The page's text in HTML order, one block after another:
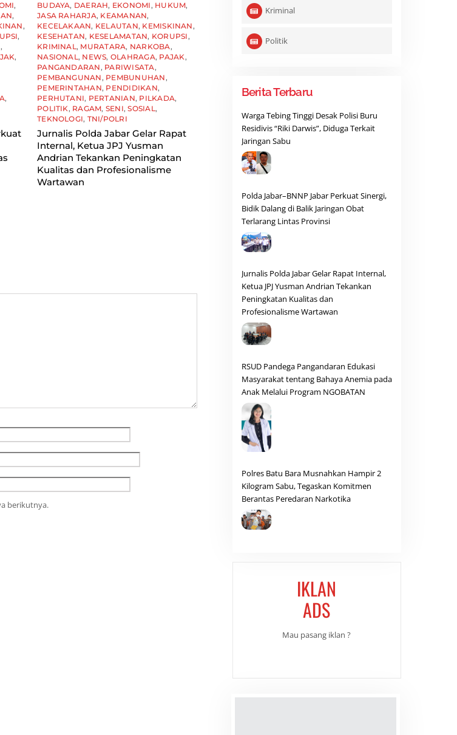
,
,
,
,
,
,
,
BUDAYA, DAERAH, EKONOMI, HUKUM,
JASA RAHARJA, KEAMANAN,
KECELAKAAN, KELAUTAN, KEMISKINAN,
KESEHATAN, KESELAMATAN, KORUPSI,
KRIMINAL, MURATARA, NARKOBA,
NASIONAL, NEWS, OLAHRAGA, PAJAK,
PANGANDARAN, PARIWISATA,
PEMBANGUNAN, PEMBUNUHAN,
PEMERINTAHAN, PENDIDIKAN,
PERHUTANI, PERTANIAN, PILKADA,
POLITIK, RAGAM, SENI,SOSIAL,
TEKNOLOGI, TNI/POLRI
Jurnalis Polda Jabar Gelar Rapat
Internal, Ketua JPJ Yusman
Andrian Tekankan Peningkatan
Kualitas dan Profesionalisme
Wartawan
berikutnya.
Kriminal
Politik
Berita Terbaru
Warga Tebing Tinggi Desak Polisi Buru
Residivis “Riki Darwis”, Diduga Terkait
Jaringan Sabu
Polda Jabar–BNNP Jabar Perkuat Sinergi,
Bidik Dalang di Balik Jaringan Obat
Terlarang Lintas Provinsi
Jurnalis Polda Jabar Gelar Rapat Internal,
Ketua JPJ Yusman Andrian Tekankan
Peningkatan Kualitas dan
Profesionalisme Wartawan
RSUD Pandega Pangandaran Edukasi
Masyarakat tentang Bahaya Anemia pada
Anak Melalui Program NGOBATAN
Polres Batu Bara Musnahkan Hampir 2
Kilogram Sabu, Tegaskan Komitmen
Berantas Peredaran Narkotika
IKLAN
ADS
Mau pasang iklan ?